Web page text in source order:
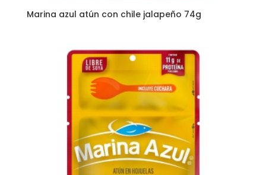
Marina azul atún con chile jalapeño 74g